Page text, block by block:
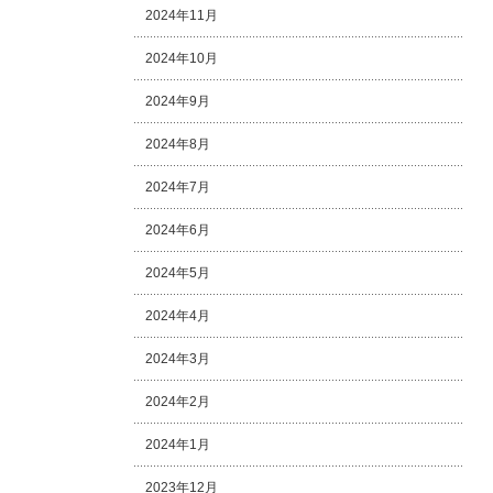
2024年11月
2024年10月
2024年9月
2024年8月
2024年7月
2024年6月
2024年5月
2024年4月
2024年3月
2024年2月
2024年1月
2023年12月